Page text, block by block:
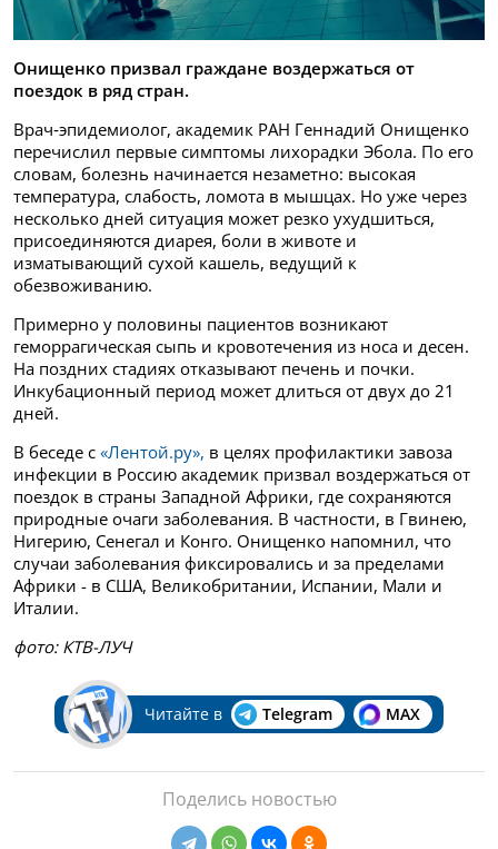
Онищенко призвал граждане воздержаться от
поездок в ряд стран.
Врач‑эпидемиолог, академик РАН Геннадий Онищенко
перечислил первые симптомы лихорадки Эбола. По его
словам, болезнь начинается незаметно: высокая
температура, слабость, ломота в мышцах. Но уже через
несколько дней ситуация может резко ухудшиться,
присоединяются диарея, боли в животе и
изматывающий сухой кашель, ведущий к
обезвоживанию.
Примерно у половины пациентов возникают
геморрагическая сыпь и кровотечения из носа и десен.
На поздних стадиях отказывают печень и почки.
Инкубационный период может длиться от двух до 21
дней.
В беседе с «Лентой.ру», в целях профилактики завоза
инфекции в Россию академик призвал воздержаться от
поездок в страны Западной Африки, где сохраняются
природные очаги заболевания. В частности, в Гвинею,
Нигерию, Сенегал и Конго. Онищенко напомнил, что
случаи заболевания фиксировались и за пределами
Африки - в США, Великобритании, Испании, Мали и
Италии.
фото: КТВ-ЛУЧ
Читайте в Telegram MAX
Поделись новостью